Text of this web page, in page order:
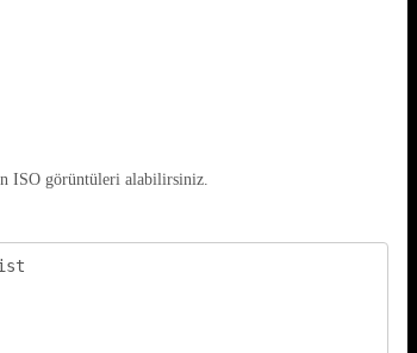
ISO görüntüleri alabilirsiniz.